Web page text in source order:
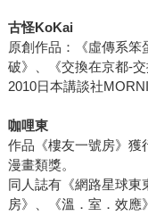
古怪KoKai
原創作品：《虛傳系
破》、《交換在京都-
2010日本講談社
咖哩東
作品《樓友一號房》獲
漫畫類獎。
同人誌有《網路星球東
房》、《溫．室．效應